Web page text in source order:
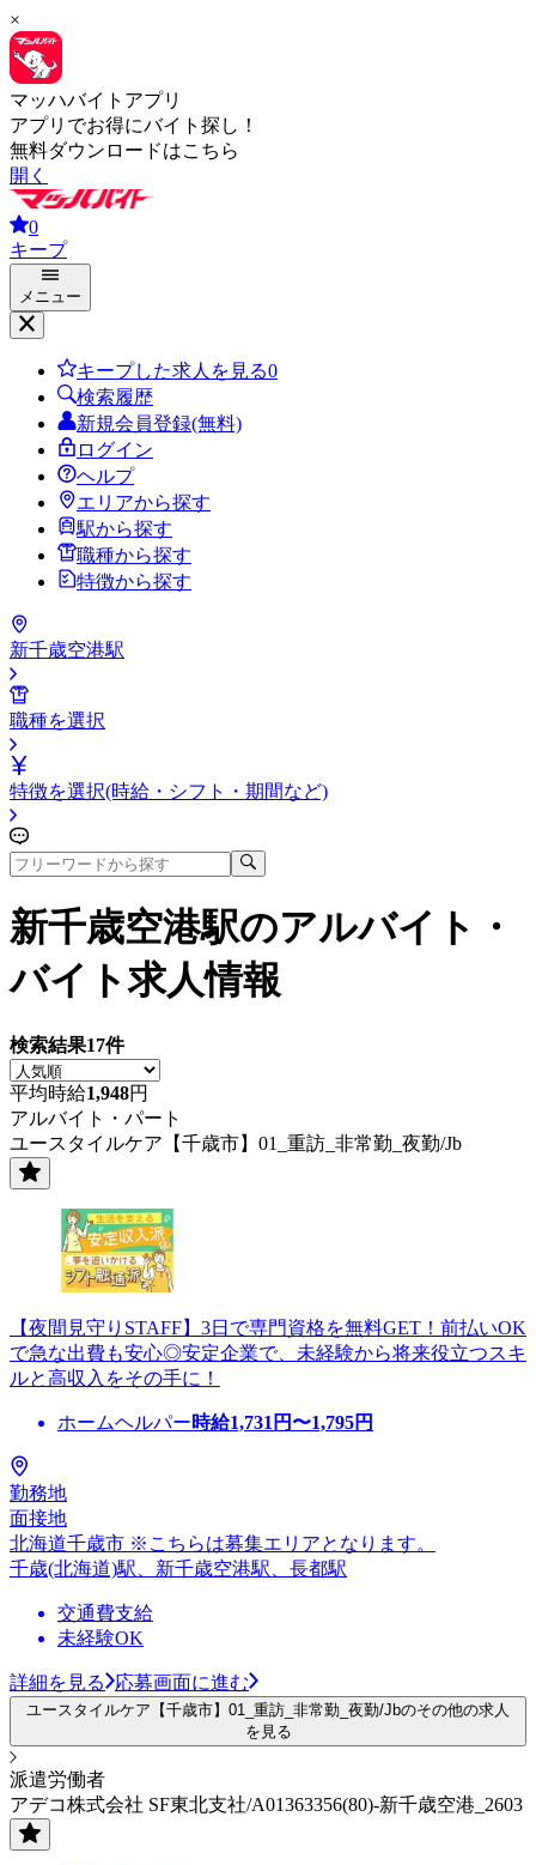
×
マッハバイトアプリ
アプリでお得にバイト探し！
無料ダウンロードはこちら
開く
0
キープ
メニュー
キープした求人を見る0
検索履歴
新規会員登録(無料)
ログイン
ヘルプ
エリアから探す
駅から探す
職種から探す
特徴から探す
新千歳空港駅
職種を選択
特徴を選択(時給・シフト・期間など)
新千歳空港駅のアルバイト・
バイト求人情報
検索結果17件
平均時給1,948円
アルバイト・パート
ユースタイルケア【千歳市】01_重訪_非常勤_夜勤/Jb
【夜間見守りSTAFF】3日で専門資格を無料GET！前払いOK
で急な出費も安心◎安定企業で、未経験から将来役立つスキ
ルと高収入をその手に！
ホームヘルパー時給1,731 円〜1,795円
勤務地
面接地
北海道千歳市 ※こちらは募集エリアとなります。
千歳(北海道)駅、新千歳空港駅、長都駅
交通費支給
未経験OK
詳細を見る 応募画面に進む
ユースタイルケア【千歳市】01_重訪_非常勤_夜勤/Jbのその他の求人
を見る
派遣労働者
アデコ株式会社 SF東北支社/A01363356(80)-新千歳空港_2603